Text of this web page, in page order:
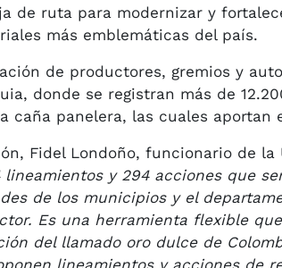
de ruta para modernizar y
más emblemáticas del país.
de productores, gremios y
donde se registran más de
caña panelera, las cuales
Fidel Londoño, funcionario de la
y 294 acciones que
de los municipios y el
Es una herramienta flexible
del llamado oro dulce de
lineamientos y acciones de